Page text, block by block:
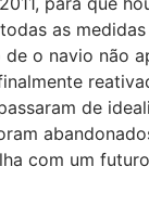
as
o navio não
de
com um